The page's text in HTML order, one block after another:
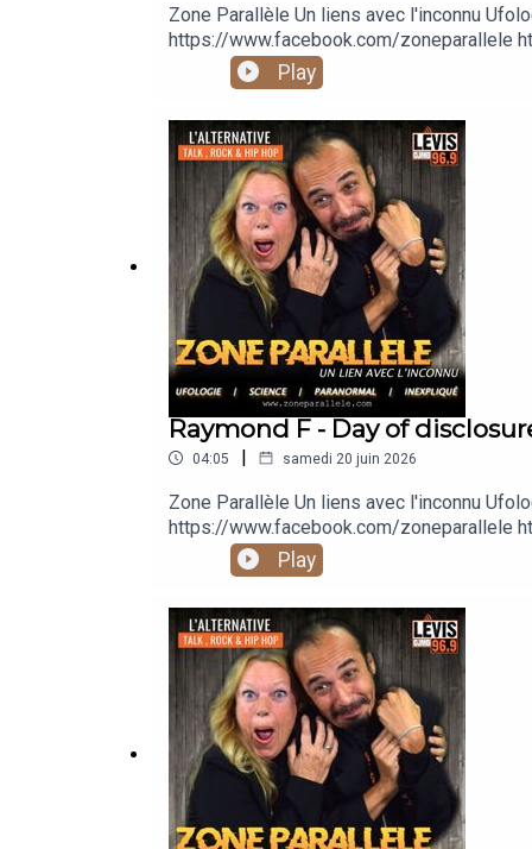
Zone Parallèle Un liens avec l'inconnu
https://www.facebook.com/zoneparallele
https://www.youtube.com/@zoneparallele
Play
Raymond F - Day of
04:05 | samedi 20 juin 2026
Zone Parallèle Un liens avec l'inconnu
https://www.facebook.com/zoneparallele
https://www.youtube.com/@zoneparallele
Play